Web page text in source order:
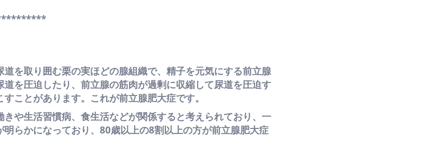
を取り囲む栗の実ほどの腺組織で、精子を元気にする前立腺
を圧迫したり、前立腺の筋肉が過剰に収縮して尿道を圧迫す
ことがあります。これが前立腺肥大症です。
や生活習慣病、食生活などが関係すると考えられており、一
らかになっており、80歳以上の8割以上の方が前立腺肥大症